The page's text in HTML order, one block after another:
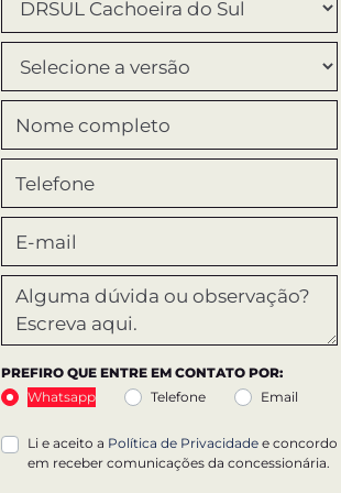
PREFIRO QUE ENTRE EM CONTATO POR:
Whatsapp
Telefone Email
Li e aceito a Política de Privacidade e concordo
em receber comunicações da concessionária.